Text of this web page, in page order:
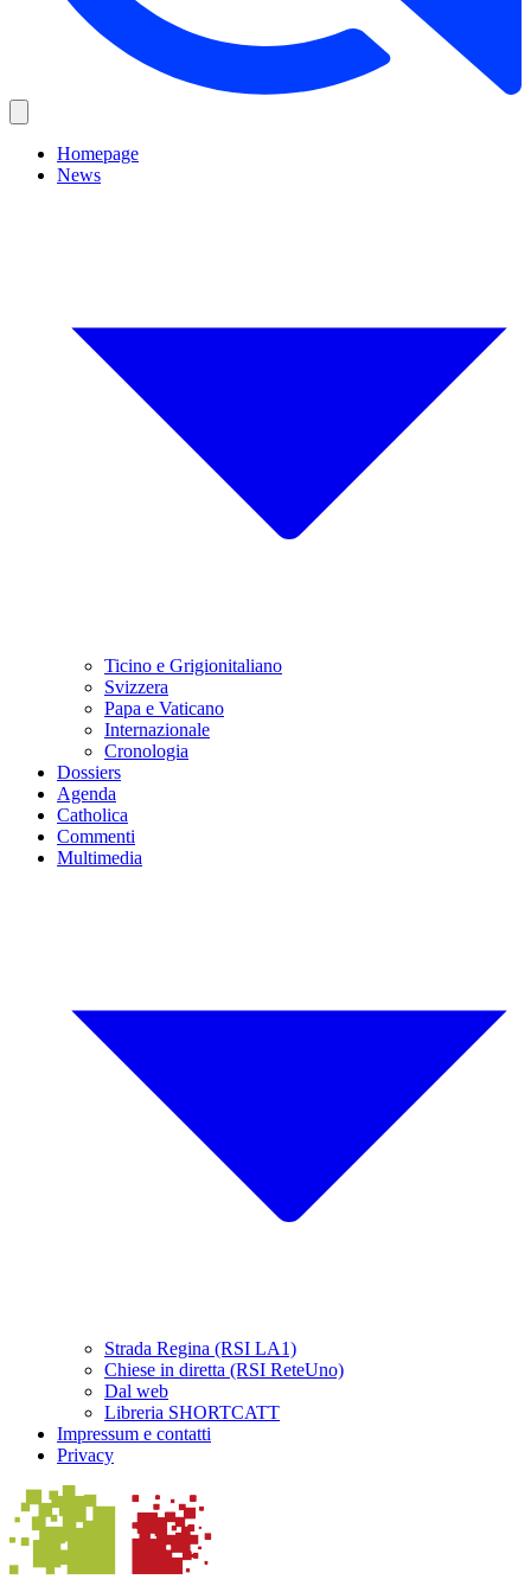
Homepage
News
Ticino e Grigionitaliano
Svizzera
Papa e Vaticano
Internazionale
Cronologia
Dossiers
Agenda
Catholica
Commenti
Multimedia
Strada Regina (RSI LA1)
Chiese in diretta (RSI ReteUno)
Dal web
Libreria SHORTCATT
Impressum e contatti
Privacy